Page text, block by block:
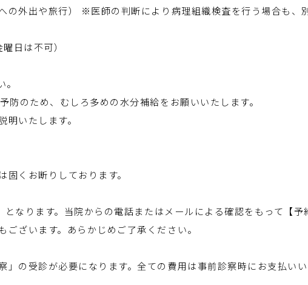
の外出や旅行） ※医師の判断により病理組織検査を行う場合も、
日は不可）
防のため、むしろ多めの水分補給をお願いいたします。
いたします。
くお断りしております。
なります。当院からの電話またはメールによる確認をもって【予
ざいます。あらかじめご了承ください。
の受診が必要になります。全ての費用は事前診察時にお支払いい